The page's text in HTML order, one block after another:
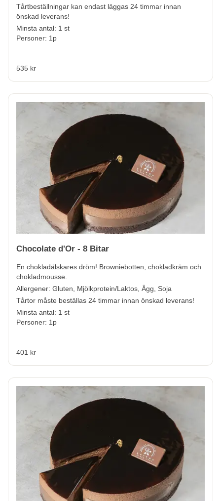
Tårtbeställningar kan endast läggas 24 timmar innan
önskad leverans!
Minsta antal: 1 st
Personer: 1p
535 kr
Chocolate d'Or - 8 Bitar
En chokladälskares dröm! Browniebotten, chokladkräm och
chokladmousse.
Allergener: Gluten, Mjölkprotein/Laktos, Ägg, Soja
Tårtor måste beställas 24 timmar innan önskad leverans!
Minsta antal: 1 st
Personer: 1p
401 kr